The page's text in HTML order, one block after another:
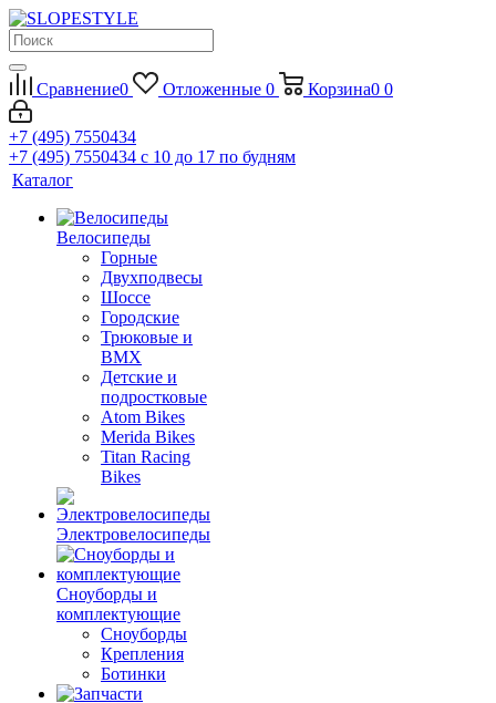
Сравнение0 Отложенные 0 Корзина0 0
+7 (495) 7550434
+7 (495) 7550434 с 10 до 17 по будням
Каталог
Велосипеды
Горные
Двухподвесы
Шоссе
Городские
Трюковые и
BMX
Детские и
подростковые
Atom Bikes
Merida Bikes
Titan Racing
Bikes
Электровелосипеды
Cноуборды и
комплектующие
Сноуборды
Крепления
Ботинки